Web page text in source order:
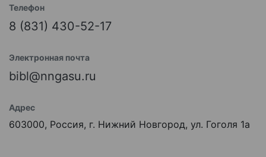
Телефон
8 (831) 430-52-17
Электронная почта
bibl@nngasu.ru
Адрес
603000, Россия, г. Нижний Новгород, ул. Гоголя 1а